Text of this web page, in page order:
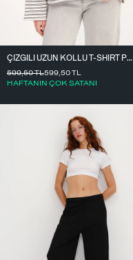
ÇIZGILI UZUN KOLLU T-SHIRT P10522
599,50TL
HAFTANIN ÇOK SATANI
599,50TL